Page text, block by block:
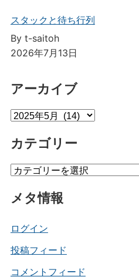
スタックと待ち行列
By t-saitoh
2026年7月13日
アーカイブ
ア
カ
ブ
カテゴリー
カ
ゴ
ー
メタ情報
ログイン
投稿フィード
コメントフィード